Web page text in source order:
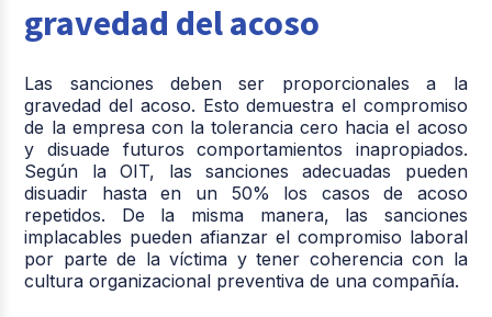
gravedad del acoso
Las sanciones deben ser proporcionales a la
gravedad del acoso. Esto demuestra el compromiso
de la empresa con la tolerancia cero hacia el acoso
y disuade futuros comportamientos inapropiados.
Según la OIT, las sanciones adecuadas pueden
disuadir hasta en un 50% los casos de acoso
repetidos. De la misma manera, las sanciones
implacables pueden afianzar el compromiso laboral
por parte de la víctima y tener coherencia con la
cultura organizacional preventiva de una compañía.